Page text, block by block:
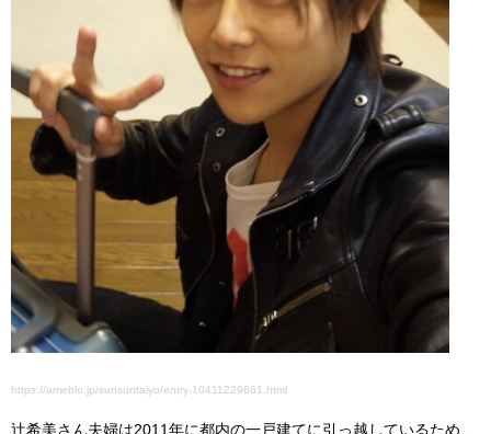
https://ameblo.jp/sunsuntaiyo/entry-10411229661.html
辻希美さん夫婦は2011年に都内の一戸建てに引っ越しているため、